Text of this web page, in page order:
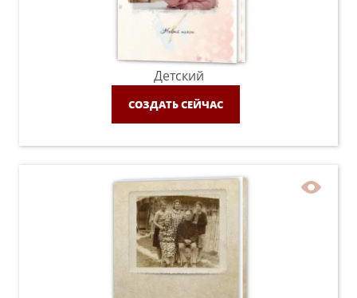
Детский
СОЗДАТЬ СЕЙЧАС